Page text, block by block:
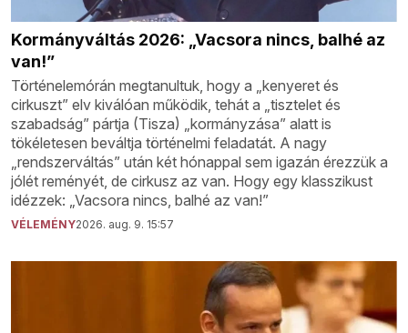
Kormányváltás 2026: „Vacsora nincs, balhé az
van!”
Történelemórán megtanultuk, hogy a „kenyeret és
cirkuszt” elv kiválóan működik, tehát a „tisztelet és
szabadság” pártja (Tisza) „kormányzása” alatt is
tökéletesen beváltja történelmi feladatát. A nagy
„rendszerváltás” után két hónappal sem igazán érezzük a
jólét reményét, de cirkusz az van. Hogy egy klasszikust
idézzek: „Vacsora nincs, balhé az van!”
VÉLEMÉNY2026. aug. 9. 15:57